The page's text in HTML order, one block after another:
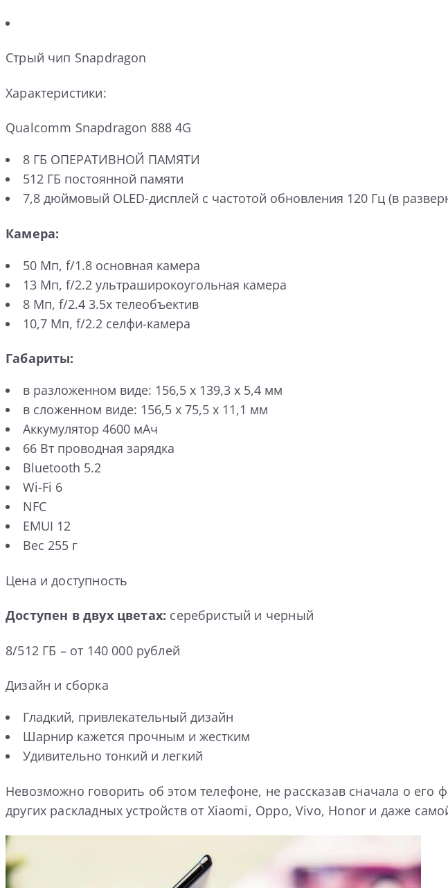
Стрый чип Snapdragon
Характеристики:
Qualcomm Snapdragon 888 4G
8 ГБ ОПЕРАТИВНОЙ ПАМЯТИ
512 ГБ постоянной памяти
7,8 дюймовый OLED-дисплей с частотой обновления 120 Гц (в
Камера:
50 Мп, f/1.8 основная камера
13 Мп, f/2.2 ультраширокоугольная камера
8 Мп, f/2.4 3.5x телеобъектив
10,7 Мп, f/2.2 селфи-камера
Габариты:
в разложенном виде: 156,5 x 139,3 x 5,4 мм
в сложенном виде: 156,5 x 75,5 x 11,1 мм
Аккумулятор 4600 мАч
66 Вт проводная зарядка
Bluetooth 5.2
Wi-Fi 6
NFC
EMUI 12
Вес 255 г
Цена и доступность
Доступен в двух цветах: серебристый и черный
8/512 ГБ – от 140 000 рублей
Дизайн и сборка
Гладкий, привлекательный дизайн
Шарнир кажется прочным и жестким
Удивительно тонкий и легкий
Невозможно говорить об этом телефоне, не рассказав сначала о его
других раскладных устройств от Xiaomi, Oppo, Vivo, Honor и даже